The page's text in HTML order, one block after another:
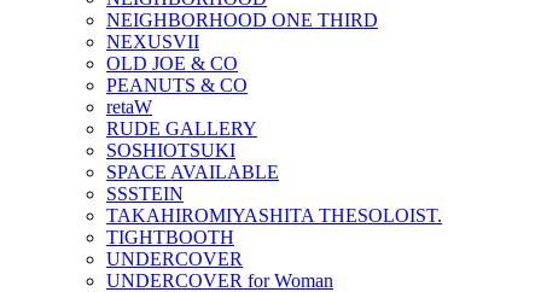
NEIGHBORHOOD ONE THIRD
NEXUSVII
OLD JOE & CO
PEANUTS & CO
retaW
RUDE GALLERY
SOSHIOTSUKI
SPACE AVAILABLE
SSSTEIN
TAKAHIROMIYASHITA THESOLOIST.
TIGHTBOOTH
UNDERCOVER
UNDERCOVER for Woman